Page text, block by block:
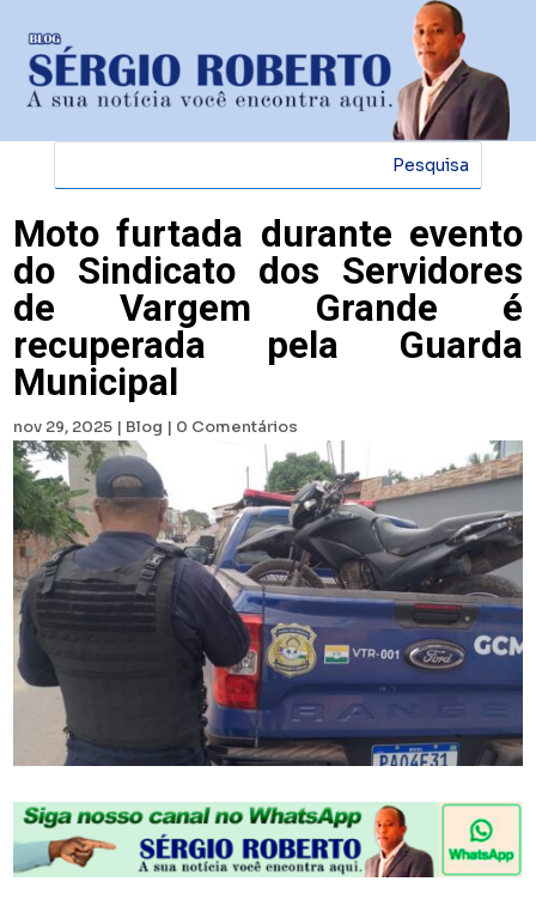
Moto furtada durante evento
do Sindicato dos Servidores
de Vargem Grande é
recuperada pela Guarda
Municipal
nov 29, 2025 | Blog | 0 Comentários